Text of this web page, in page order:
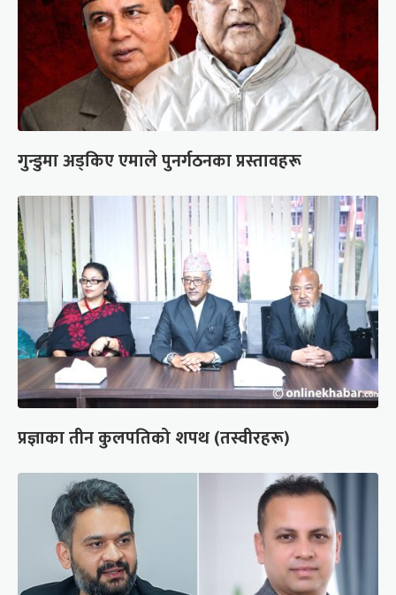
गुन्डुमा अड्किए एमाले पुनर्गठनका प्रस्तावहरू
प्रज्ञाका तीन कुलपतिको शपथ (तस्वीरहरू)